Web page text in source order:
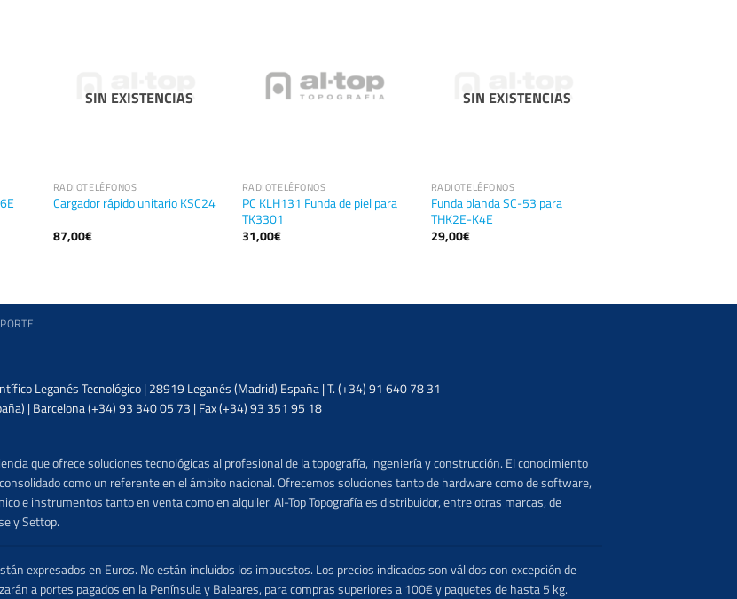
SIN EXISTENCIAS
RADIOTELÉFONOS
Cargador rápido unitario KSC24
87,00€
RADIOTELÉFONOS
PC KLH131 Funda de piel para
TK3301
31,00€
SIN EXISTENCIAS
RADIOTELÉFONOS
Funda blanda SC-53 para
THK2E-K4E
29,00€
Leganés Tecnológico | 28919 Leganés (Madrid) España | T. (+34) 91 640 78 31
| Barcelona (+34) 93 340 05 73 | Fax (+34) 93 351 95 18
que ofrece soluciones tecnológicas al profesional de la topografía, ingeniería y construcción. El conocimiento
como un referente en el ámbito nacional. Ofrecemos soluciones tanto de hardware como de software,
e instrumentos tanto en venta como en alquiler. Al-Top Topografía es distribuidor, entre otras marcas, de
y Settop.
expresados en Euros. No están incluidos los impuestos. Los precios indicados son válidos con excepción de
a portes pagados en la Península y Baleares, para compras superiores a 100€ y paquetes de hasta 5 kg.